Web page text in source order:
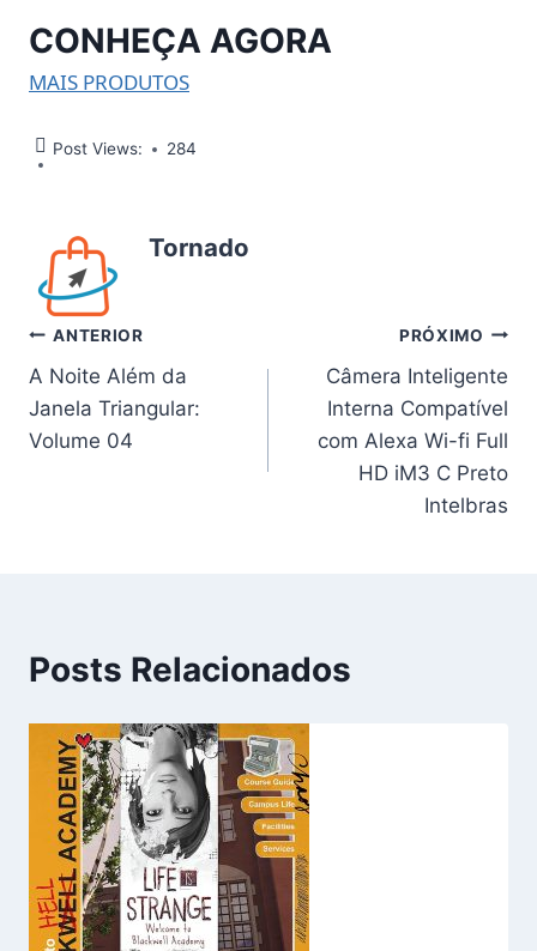
CONHEÇA AGORA
MAIS PRODUTOS
Post Views: 284
Tornado
Navegação
de
Post
ANTERIOR
A Noite Além da
Janela Triangular:
Volume 04
PRÓXIMO
Câmera Inteligente
Interna Compatível
com Alexa Wi-fi Full
HD iM3 C Preto
Intelbras
Posts Relacionados